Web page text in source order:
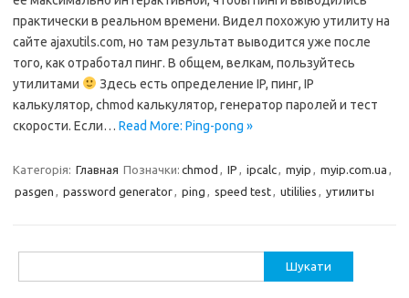
практически в реальном времени. Видел похожую утилиту на
сайте ajaxutils.com, но там результат выводится уже после
того, как отработал пинг. В общем, велкам, пользуйтесь
утилитами
Здесь есть определение IP, пинг, IP
калькулятор, chmod калькулятор, генератор паролей и тест
скорости. Если… Read More: Ping-pong »
Категорія: Главная Позначки: chmod , IP , ipcalc, myip , myip.com.ua ,
pasgen , password generator, ping , speed test, utililies , утилиты